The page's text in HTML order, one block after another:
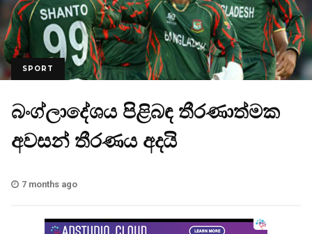
SPORT
බංග්ලාදේශය පිළිබඳ තීරණාත්මක
අවසන් තීරණය අදයි
7 months ago